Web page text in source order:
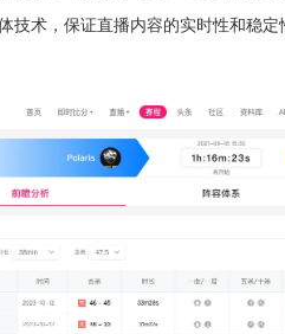
术，保证直播内容的实时性和稳定